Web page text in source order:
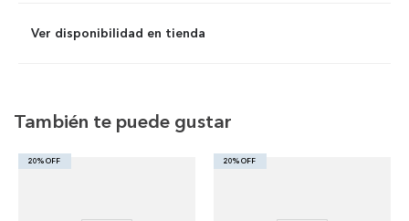
Ver disponibilidad en tienda
También te puede gustar
20% OFF 20% OFF